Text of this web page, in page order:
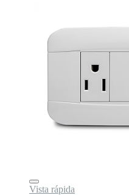
Vista rápida